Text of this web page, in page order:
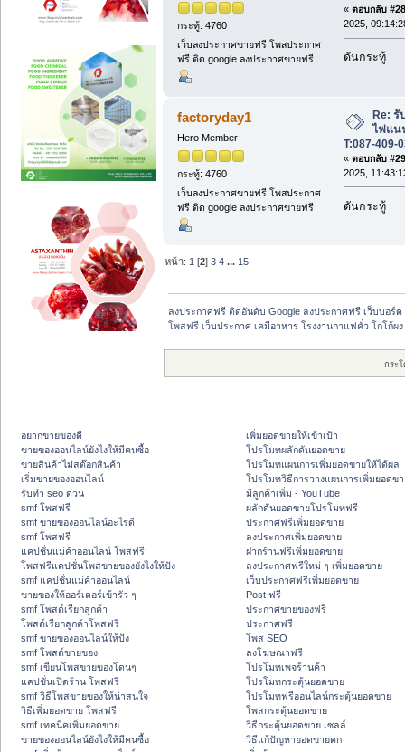
กระทู้: 4760
เว็บลงประกาศขายฟรี โพสประกาศ
ฟรี ติด google ลงประกาศขายฟรี
« ตอบกลับ
2025,
ดันกระทู้
factoryday1
Hero Member
กระทู้: 4760
เว็บลงประกาศขายฟรี โพสประกาศ
ฟรี ติด google ลงประกาศขายฟรี
Re: รั
ไฟแน
T:087-409-
« ตอบกลับ
2025,
ดันกระทู้
หน้า: 1 [2]3 4 ... 15
ลงประกาศฟรี ติดอันดับ Google ลงประกาศฟรี เว็บบอร์ด
โพสฟรี เว็บประกาศ เคมีอาหาร โรงงานกาแฟคั่ว โกโก้ผง
กระ
อยากขายของดี
ขายของออนไลน์ยังไงให้มีคนซื้อ
ขายสินค้าไม่สต๊อกสินค้า
เริ่มขายของออนไลน์
รับทำ seo ด่วน
smf โพสฟรี
smf ขายของออนไลน์อะไรดี
smf โพสฟรี
แคปชั่นแม่ค้าออนไลน์ โพสฟรี
โพสฟรีแคปชั่นโพสขายของยังไงให้ปัง
smf แคปชั่นแม่ค้าออนไลน์
ขายของให้ออร์เดอร์เข้ารัว ๆ
smf โพสต์เรียกลูกค้า
โพสต์เรียกลูกค้าโพสฟรี
smf ขายของออนไลน์ให้ปัง
smf โพสต์ขายของ
smf เขียนโพสขายของโดนๆ
แคปชั่นเปิดร้าน โพสฟรี
smf วิธีโพสขายของให้น่าสนใจ
วิธีเพิ่มยอดขาย โพสฟรี
smf เทคนิคเพิ่มยอดขาย
ขายของออนไลน์ยังไงให้มีคนซื้อ
เพิ่มยอดขายให้เข้าเป้า
โปรโมทผลักดันยอดขาย
โปรโมทแผนการเพิ่มยอดขายให้ได้ผล
โปรโมทวิธีการวางแผนการเพิ่มยอดข
มีลูกค้าเพิ่ม - YouTube
ผลักดันยอดขายโปรโมทฟรี
ประกาศฟรีเพิ่มยอดขาย
ลงประกาศเพิ่มยอดขาย
ฝากร้านฟรีเพิ่มยอดขาย
ลงประกาศฟรีใหม่ ๆ เพิ่มยอดขาย
เว็บประกาศฟรีเพิ่มยอดขาย
Post ฟรี
ประกาศขายของฟรี
ประกาศฟรี
โพส SEO
ลงโฆษณาฟรี
โปรโมทเพจร้านค้า
โปรโมทกระตุ้นยอดขาย
โปรโมทฟรีออนไลน์กระตุ้นยอดขาย
โพสกระตุ้นยอดขาย
วิธีกระตุ้นยอดขาย เซลล์
วิธีแก้ปัญหายอดขายตก